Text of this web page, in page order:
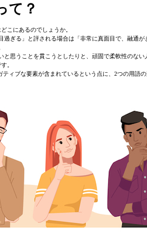
て？
こにあるのでしょうか。
ぎる」と評される場合は「非常に真面目で、融通
思うことを貫こうとしたりと、頑固で柔軟性のない
。
ィブな要素が含まれているという点に、2つの用語の